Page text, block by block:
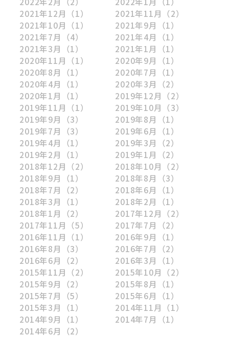
2021年12月 （1） 2021年11月 （2）
2021年10月 （1） 2021年9月
（1）
2021年7月
（4） 2021年4月
（1）
2021年3月
（1） 2021年1月
（1）
2020年11月 （1） 2020年9月
（1）
2020年8月
（1） 2020年7月
（1）
2020年4月
（1） 2020年3月
（2）
2020年1月
（1） 2019年12月 （2）
2019年11月 （1） 2019年10月 （3）
2019年9月
（3） 2019年8月
（1）
2019年7月
（3） 2019年6月
（1）
2019年4月
（1） 2019年3月
（2）
2019年2月
（1） 2019年1月
（2）
2018年12月 （2） 2018年10月 （2）
2018年9月
（1） 2018年8月
（3）
2018年7月
（2） 2018年6月
（1）
2018年3月
（1） 2018年2月
（1）
2018年1月
（2） 2017年12月 （2）
2017年11月 （5） 2017年7月
（2）
2016年11月 （1） 2016年9月
（1）
2016年8月
（3） 2016年7月
（2）
2016年6月
（2） 2016年3月
（1）
2015年11月 （2） 2015年10月 （2）
2015年9月
（2） 2015年8月
（1）
2015年7月
（5） 2015年6月
（1）
2015年3月
（1） 2014年11月 （1）
2014年9月
（1） 2014年7月
（1）
2014年6月
（2）